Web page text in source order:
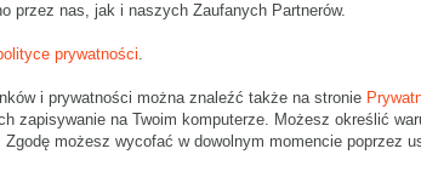
• typ fefco:F0201
Karton nadaje się do pakowania wysyłek kurierskich:
Uwaga
- w zakładce Dostawa i płatności, proszę
przez nas, jak i naszych Zaufanych Partnerów.
prywatności.
i prywatności można znaleźć także na stronie
zapisywanie na Twoim komputerze. Możesz określić
Zgodę możesz wycofać w dowolnym momencie poprzez